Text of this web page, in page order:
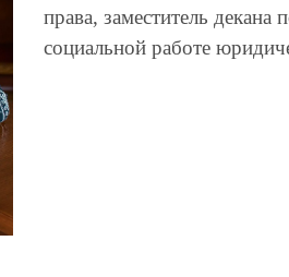
права, заместитель декана
социальной работе